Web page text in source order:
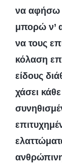
να αφήσω
μπορώ ν’
να τους
κόλαση
είδους
χάσει